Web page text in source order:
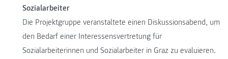
Sozialarbeiter
Die Projektgruppe veranstaltete einen Diskussionsabend, um
den Bedarf einer Interessensvertretung für
Sozialarbeiterinnen und Sozialarbeiter in Graz zu evaluieren.